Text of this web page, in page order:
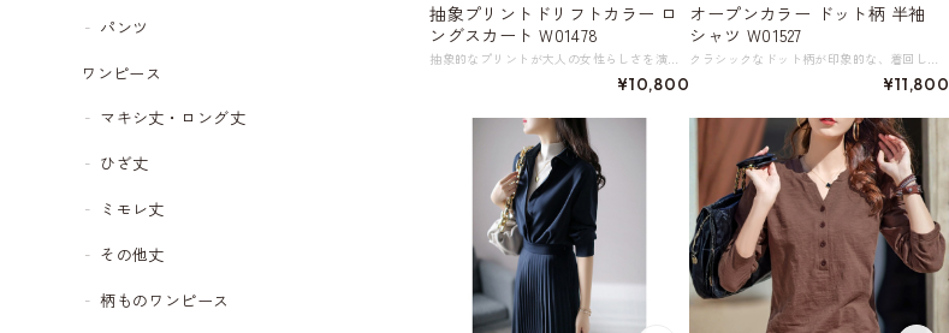
パンツ
ワンピース
マキシ丈・ロング丈
ひざ丈
ミモレ丈
その他丈
柄ものワンピース
抽象プリントドリフトカラー ロ
ングスカート W01478
抽象的なプリントが大人の女性らしさを演出するロングスカート。 アンティークビーズの飾りベルトで、アクセントをプラス。 漂うようなグリーン系の色彩が、洗練された雰囲気を醸し出します。 普段使いはもちろん、お出かけや旅行など、様々なシーンで活躍する一枚です。 《サイズ》 S : ウエスト64cm スカート丈80.5cm 裾まわり255.3cm M : ウエスト67cm スカート丈82cm 裾幅まわり260cm L : ウエスト70cm スカート丈83.5cm 裾幅まわり264.7cm XL : ウエスト73cm スカート丈84.5cm 裾幅まわり269.4cm ※採寸方法により1～3cmの誤差がある場合がございます 《素材》 ビスコース71%、ポリアミド(ナイロン)29% ◇サイズで迷ったらこちらをチェック https://harmonique.my.canva.site/dagieuhhs-e ◇商品を購入する前にこちらの【ご購入前に必ずお読みください】をご確認の上お買い求めください。 https://shop.harmonique.net/blog/2024/06/25/010751 《注意事項》 *harmoniqueではお客様からのご注文を受け、お客様の商品を製作・取り寄せしております。 *基本的にお取り寄せ商品となるため、発送までに《1～3週間前後》お時間をいただいております。 *ご覧いただいているPCやスマートフォンの画面により実物と多少色合いが異なる場合がございます。 *イメージ違いやサイズ違い等、その他お客様都合によりますキャンセル・返品交換はご遠慮ください。 トップページはこちら https://shop.harmonique.net/
¥10,800
オープンカラー ドット柄 半袖
シャツ W01527
クラシックなドット柄が印象的な、着回しやすいシャツ。 すっきりとした開襟デザインで、清涼感も抜群。 上品で飽きのこないスタイルなので、どんなボトムスとも相性が良いのも嬉しいポイント。 デイリーコーデにレディ感をプラスする優秀な一着です。 《サイズ》 S : 肩幅41cm 胸囲108cm 着丈68cm 参考体重45～50kg M : 肩幅42cm 胸囲112cm 着丈69cm 参考体重50～55kg L : 肩幅43cm 胸囲116cm 着丈70cm 参考体重55～60kg XL : 肩幅44cm 胸囲120cm 着丈71cm 参考体重60～65kg ※採寸方法により1～3cmの誤差がある場合がございます。 《素材》 ポリエステル100％ ◇人気のおすすめアイテムをもっと見る https://shop.harmonique.net/categories/5911182 ◇商品を購入する前にこちらの【ご購入前に必ずお読みください】をご確認の上お買い求めください。 https://shop.harmonique.net/blog/2024/06/25/010751 《注意事項》 *harmoniqueではお客様からのご注文を受け、お客様の商品を製作・取り寄せしております。 *基本的にお取り寄せ商品となるため、発送までに《1～3週間前後》お時間をいただいております。 *ご覧いただいているPCやスマートフォンの画面により実物と多少色合いが異なる場合がございます。 *イメージ違いやサイズ違い等、その他お客様都合によりますキャンセル・返品交換はご遠慮ください。 トップページはこちら https://shop.harmonique.net/
¥11,800